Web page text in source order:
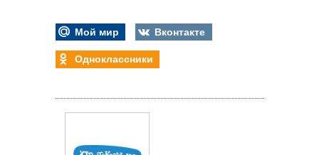
Мой мир
Вконтакте
Одноклассники